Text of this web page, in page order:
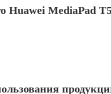
Huawei MediaPad